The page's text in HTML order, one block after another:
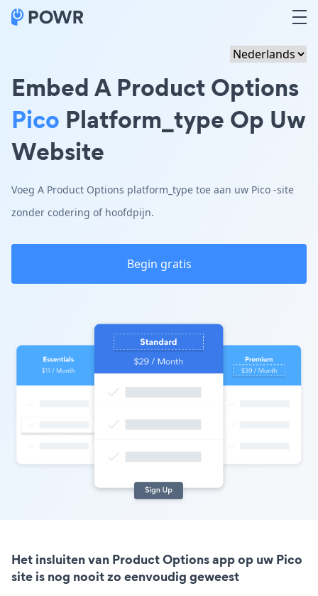
Embed A Product Options
Pico Platform_type Op Uw
Website
Voeg A Product Options platform_type toe aan uw Pico -site
zonder codering of hoofdpijn.
Begin gratis
Het insluiten van Product Options app op uw Pico
site is nog nooit zo eenvoudig geweest